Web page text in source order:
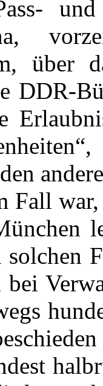
über
DDR-
Fall